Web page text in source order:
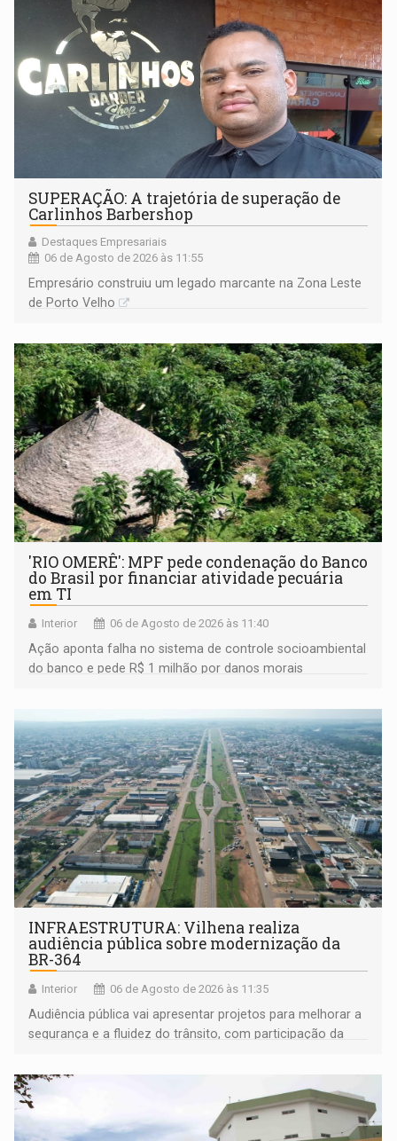
SUPERAÇÃO: A trajetória de superação de
Carlinhos Barbershop
Destaques Empresariais
06 de Agosto de 2026 às 11:55
Empresário construiu um legado marcante na Zona Leste
de Porto Velho
'RIO OMERÊ': MPF pede condenação do Banco
do Brasil por financiar atividade pecuária
em TI
Interior 06 de Agosto de 2026 às 11:40
Ação aponta falha no sistema de controle socioambiental
do banco e pede R$ 1 milhão por danos morais
INFRAESTRUTURA: Vilhena realiza
audiência pública sobre modernização da
BR-364
Interior 06 de Agosto de 2026 às 11:35
Audiência pública vai apresentar projetos para melhorar a
segurança e a fluidez do trânsito, com participação da